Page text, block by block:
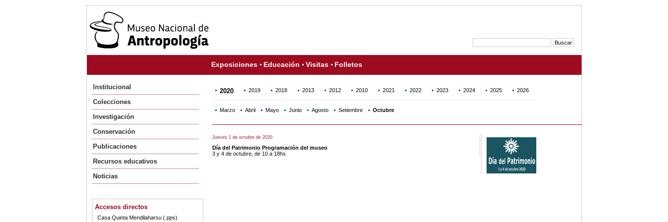
Exposiciones Educación Visitas Folletos
Institucional
Colecciones
Investigación
Conservación
Publicaciones
Recursos educativos
Noticias
Accesos directos
Casa Quinta Mendilaharsu (.pps)
2020 2019 2018 2013 2012 2010 2021 2022 2023 2024 2025 2026
Marzo Abril Mayo Junio Agosto Setiembre Octubre
Jueves 1 de octubre de 2020
Día del Patrimonio Programación del museo
3 y 4 de octubre, de 10 a 18hs